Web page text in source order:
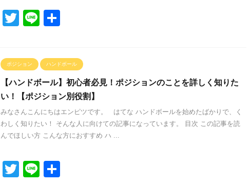
T
er
Li
ポジション ハンドボール
【ハンドボール】初心者必見！ポジションのことを詳しく知りた
い！【ポジション別役割】
みなさんこんにちはエンピツです。 はてな ハンドボールを始めたばかりで、く
わしく知りたい！ そんな人に向けての記事になっています。 目次 この記事を読
んでほしい方 こんな方におすすめ ハ ...
T
Li